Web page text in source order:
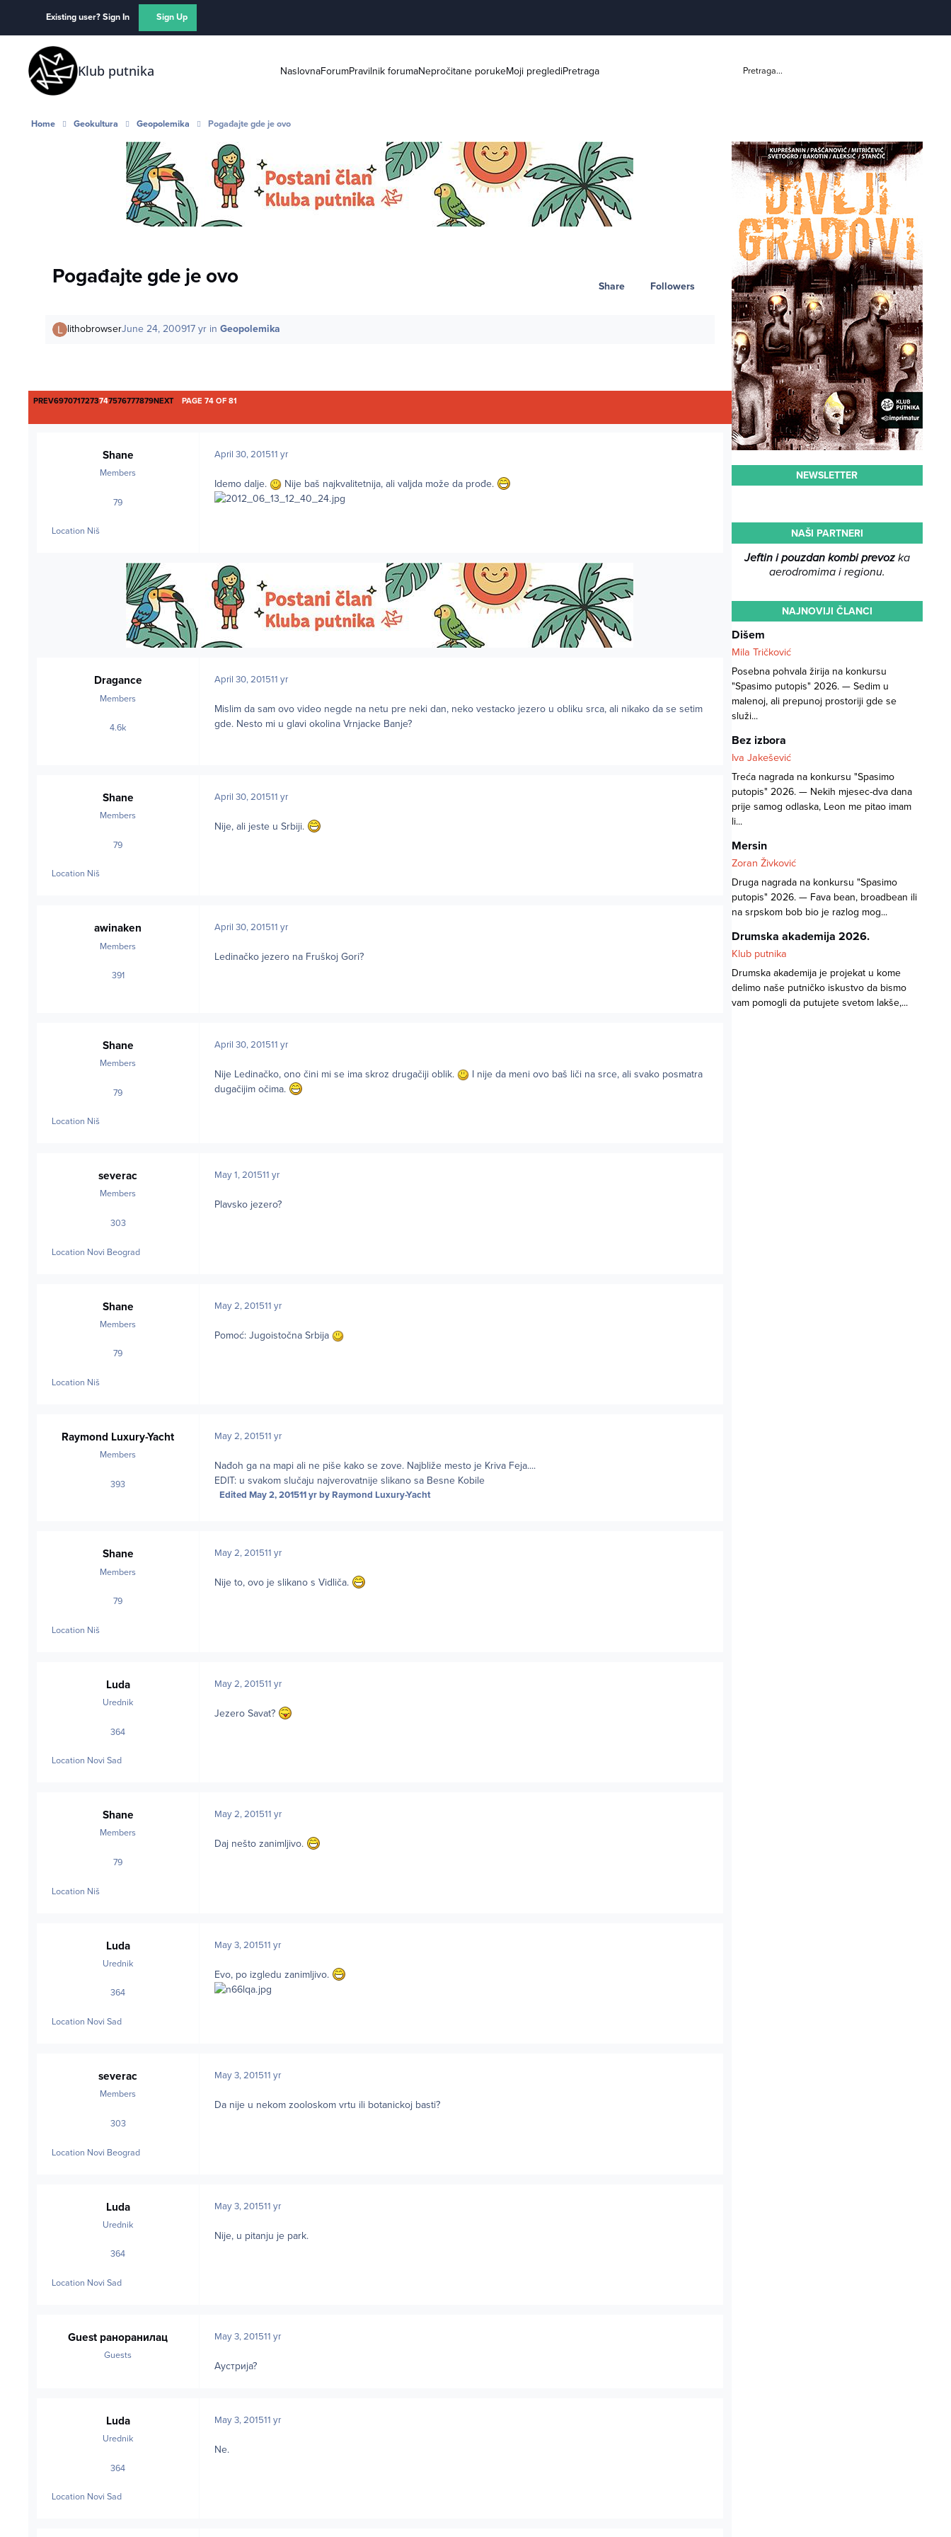
Existing user? Sign In Sign Up
Klub putnika NaslovnaForumPravilnik forumaNepročitane porukeMoji preglediPretraga Pretraga...
Home Geokultura Geopolemika Pogađajte gde je ovo
Pogađajte gde je ovo Share Followers
lithobrowserJune 24, 200917 yrin Geopolemika
FIRST PAGE
PREV6970717273747576777879NEXTLAST PAGE
PAGE 74 OF 81
Shane
Members
79posts
Location Niš
April 30, 201511 yr
Idemo dalje. Nije baš najkvalitetnija, ali valjda može da prođe.
Dragance
Members
4.6kposts
April 30, 201511 yr
Mislim da sam ovo video negde na netu pre neki dan, neko vestacko jezero u obliku srca, ali nikako da se setim
gde. Nesto mi u glavi okolina Vrnjacke Banje?
Shane
Members
79posts
Location Niš
April 30, 201511 yr
Nije, ali jeste u Srbiji.
awinaken
Members
391posts
April 30, 201511 yr
Ledinačko jezero na Fruškoj Gori?
Shane
Members
79posts
Location Niš
April 30, 201511 yr
Nije Ledinačko, ono čini mi se ima skroz drugačiji oblik.
I nije da meni ovo baš liči na srce, ali svako posmatra
dugačijim očima.
severac
Members
303posts
Location Novi Beograd
May 1, 201511 yr
Plavsko jezero?
Shane
Members
79posts
Location Niš
May 2, 201511 yr
Pomoć: Jugoistočna Srbija
Raymond Luxury-Yacht
Members
393posts
May 2, 201511 yr
Nađoh ga na mapi ali ne piše kako se zove. Najbliže mesto je Kriva Feja....
EDIT: u svakom slučaju najverovatnije slikano sa Besne Kobile
Edited May 2, 201511 yrby Raymond Luxury-Yacht
Shane
Members
79posts
Location Niš
May 2, 201511 yr
Nije to, ovo je slikano s Vidliča.
Luda
Urednik
364posts
Location Novi Sad
May 2, 201511 yr
Jezero Savat?
Shane
Members
79posts
Location Niš
May 2, 201511 yr
Daj nešto zanimljivo.
Luda
Urednik
364posts
Location Novi Sad
May 3, 201511 yr
Evo, po izgledu zanimljivo.
severac
Members
303posts
Location Novi Beograd
May 3, 201511 yr
Da nije u nekom zooloskom vrtu ili botanickoj basti?
Luda
Urednik
364posts
Location Novi Sad
May 3, 201511 yr
Nije, u pitanju je park.
Guest раноранилац
Guests
May 3, 201511 yr
Аустрија?
Luda
Urednik
364posts
Location Novi Sad
May 3, 201511 yr
Ne.
NEWSLETTER
NAŠI PARTNERI
Jeftin i pouzdan kombi prevozka
aerodromima i regionu.
NAJNOVIJI ČLANCI
Dišem
Mila Tričković
Posebna pohvala žirija na konkursu
"Spasimo putopis" 2026. — Sedim u
malenoj, ali prepunoj prostoriji gde se
služi...
Bez izbora
Iva Jakešević
Treća nagrada na konkursu "Spasimo
putopis" 2026. — Nekih mjesec-dva dana
prije samog odlaska, Leon me pitao imam
li...
Mersin
Zoran Živković
Druga nagrada na konkursu "Spasimo
putopis" 2026. — Fava bean, broadbean ili
na srpskom bob bio je razlog mog...
Drumska akademija 2026.
Klub putnika
Drumska akademija je projekat u kome
delimo naše putničko iskustvo da bismo
vam pomogli da putujete svetom lakše,...